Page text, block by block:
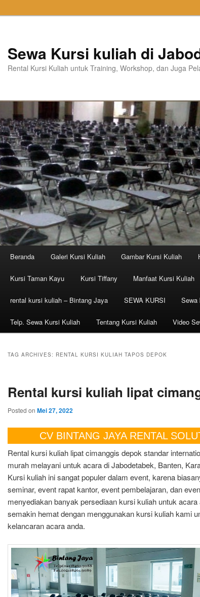
Sewa Kursi kuliah di
Rental Kursi Kuliah untuk Training, Workshop, dan Juga
Skip to primary content
Skip to secondary content
Beranda Galeri Kursi Kuliah Gambar Kursi Kuliah
Kursi Taman Kayu Kursi Tiffany Manfaat Kursi Kuliah
rental kursi kuliah – Bintang Jaya SEWA KURSI Sewa
Telp. Sewa Kursi Kuliah Tentang Kursi Kuliah Video
TAG ARCHIVES: RENTAL KURSI KULIAH TAPOS DEPOK
Rental kursi kuliah lipat
Posted on Mei 27, 2022
CV BINTANG JAYA RENTAL SOLUTION
Rental kursi kuliah lipat cimanggis depok standar
murah melayani untuk acara di Jabodetabek, Banten,
Kursi kuliah ini sangat populer dalam event, karena
seminar, event rapat kantor, event pembelajaran, dan
menyediakan banyak persediaan kursi kuliah untuk
semakin hemat dengan menggunakan kursi kuliah kami
kelancaran acara anda.